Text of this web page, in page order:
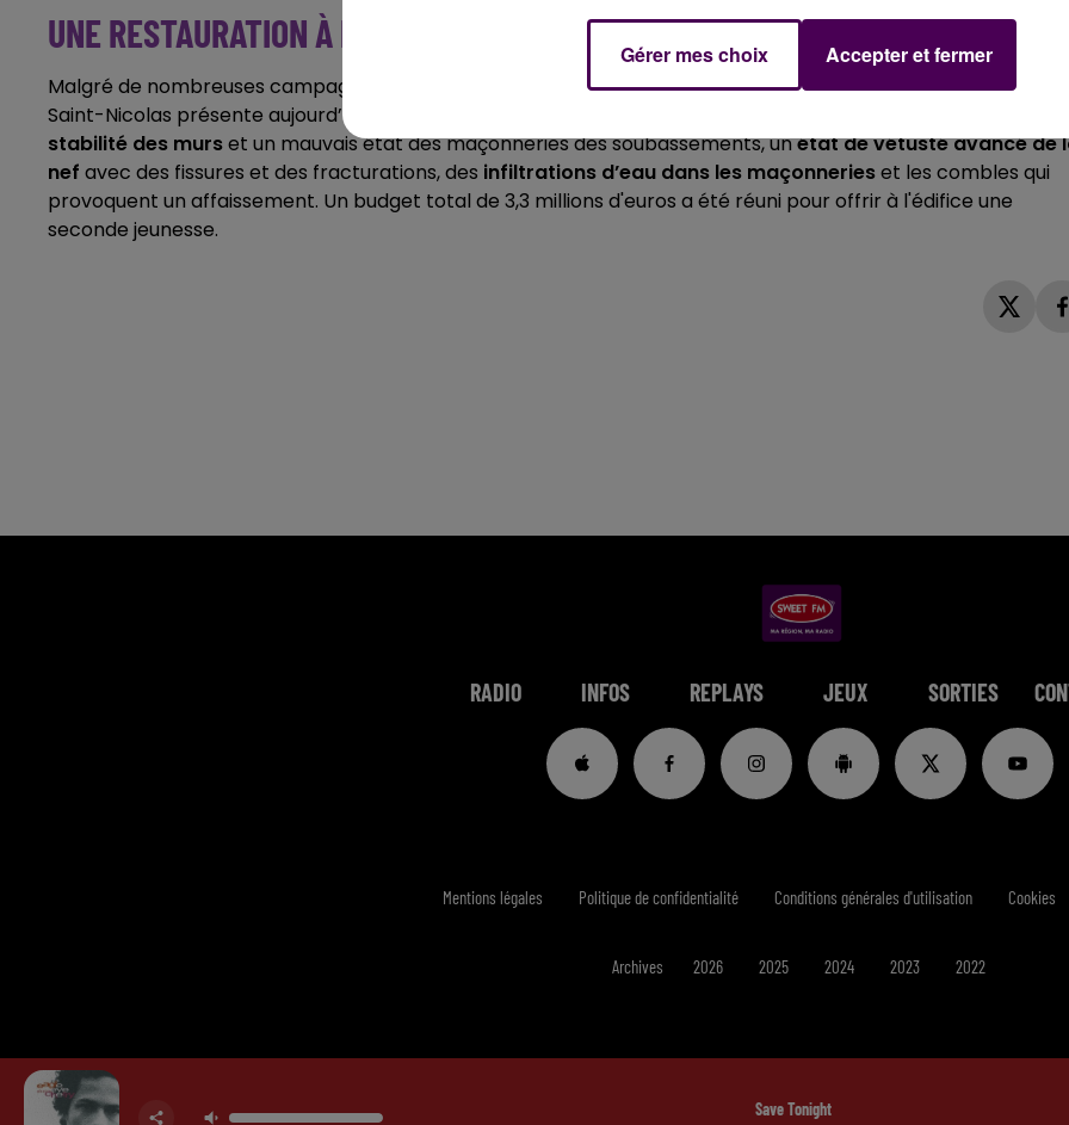
UNE RESTAURATION À PLUS DE TROIS MILLIONS D'EUROS
Malgré de nombreuses campagnes de restauration effectuées depuis la deuxième guerre mondiale, l’église
Saint-Nicolas présente aujourd’hui des
stabilité des murset un mauvais état des maçonneries des soubassements, unétat de vétusté avancé de
nef avec des fissures et des fracturations, des infiltrations d’eau dans les maçonnerieset les combles qui
provoquent un affaissement. Un budget total de 3,3 millions d'euros a été réuni pour offrir à l'édifice une
seconde jeunesse.
RADIO INFOS REPLAYS JEUX SORTIES
Save Tonight
Mentions légales Politique de confidentialité Conditions générales d'utilisation Cookies
Archives 2026 2025 2024 2023 2022
Gérer mes choix Accepter et fermer